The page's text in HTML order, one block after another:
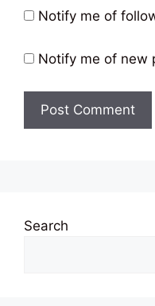
Notify me of
Notify me of new
Search